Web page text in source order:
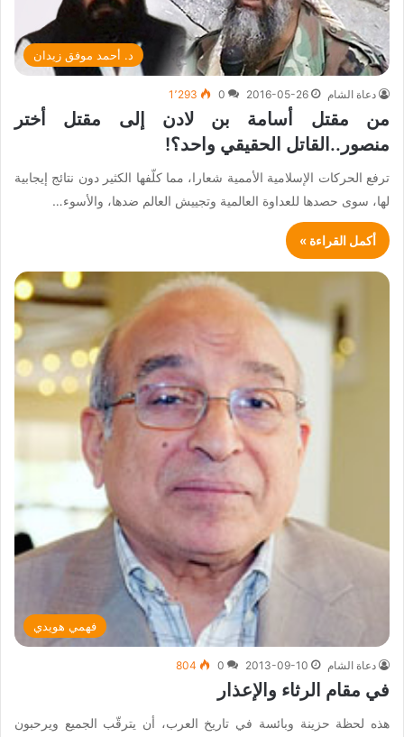
د. أحمد موفق زيدان
دعاة الشام 2016-05-26
0 1٬293
من مقتل أسامة بن لادن إلى مقتل أختر
منصور..القاتل الحقيقي واحد؟!
ترفع الحركات الإسلامية الأممية شعارا، مما كلّفها الكثير دون نتائج إيجابية
لها، سوى حصدها للعداوة العالمية وتجييش العالم ضدها، والأسوء…
أكمل القراءة »
فهمي هويدي
دعاة الشام 2013-09-10
0
804
في مقام الرثاء والإعذار
هذه لحظة حزينة وبائسة في تاريخ العرب، أن يترقّب الجميع ويرحبون